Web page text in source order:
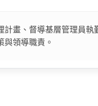
畫、督導基層管理員
與領導職責。